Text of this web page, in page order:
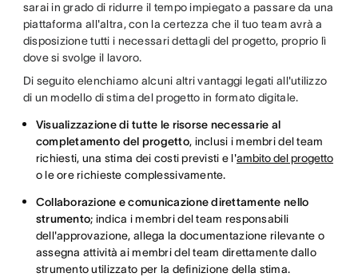
sarai in grado di ridurre il tempo impiegato a passare da una
piattaforma all'altra, con la certezza che il tuo team avrà a
disposizione tutti i necessari dettagli del progetto, proprio lì
dove si svolge il lavoro.
Di seguito elenchiamo alcuni altri vantaggi legati all'utilizzo
di un modello di stima del progetto in formato digitale.
Visualizzazione di tutte le risorse necessarie al
completamento del progetto, inclusi i membri del team
richiesti, una stima dei costi previsti e l'ambito del progetto
o le ore richieste complessivamente.
Collaborazione e comunicazione direttamente nello
strumento; indica i membri del team responsabili
dell'approvazione, allega la documentazione rilevante o
assegna attività ai membri del team direttamente dallo
strumento utilizzato per la definizione della stima.